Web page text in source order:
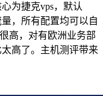
为捷克vps，默认
，所有配置均可以自
高，对有欧洲业务部
高了。主机测评带来